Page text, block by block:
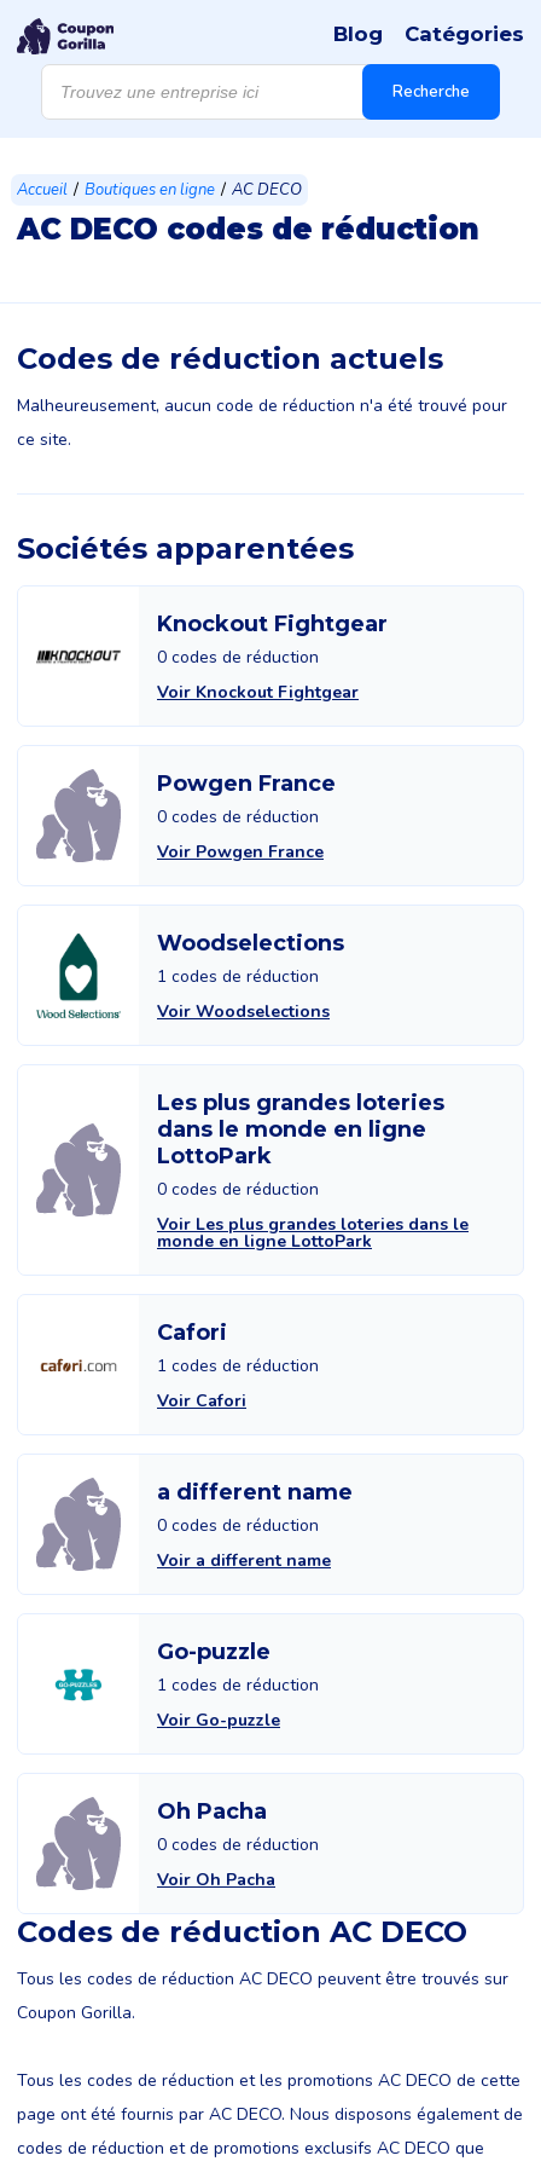
Recherche
produits
Recherche
Blog Catégories
Accueil / Boutiques en ligne / AC DECO
AC DECO codes de réduction
Codes de réduction actuels
Malheureusement, aucun code de réduction n'a été trouvé pour
ce site.
Sociétés apparentées
Knockout Fightgear
0 codes de réduction
Voir Knockout Fightgear
Powgen France
0 codes de réduction
Voir Powgen France
Woodselections
1 codes de réduction
Voir Woodselections
Les plus grandes loteries
dans le monde en ligne
LottoPark
0 codes de réduction
Voir Les plus grandes loteries dans le
monde en ligne LottoPark
Cafori
1 codes de réduction
Voir Cafori
a different name
0 codes de réduction
Voir a different name
Go-puzzle
1 codes de réduction
Voir Go-puzzle
Oh Pacha
0 codes de réduction
Voir Oh Pacha
Codes de réduction AC DECO
Tous les codes de réduction AC DECO peuvent être trouvés sur
Coupon Gorilla.
Tous les codes de réduction et les promotions AC DECO de cette
page ont été fournis par AC DECO. Nous disposons également de
codes de réduction et de promotions exclusifs AC DECO que